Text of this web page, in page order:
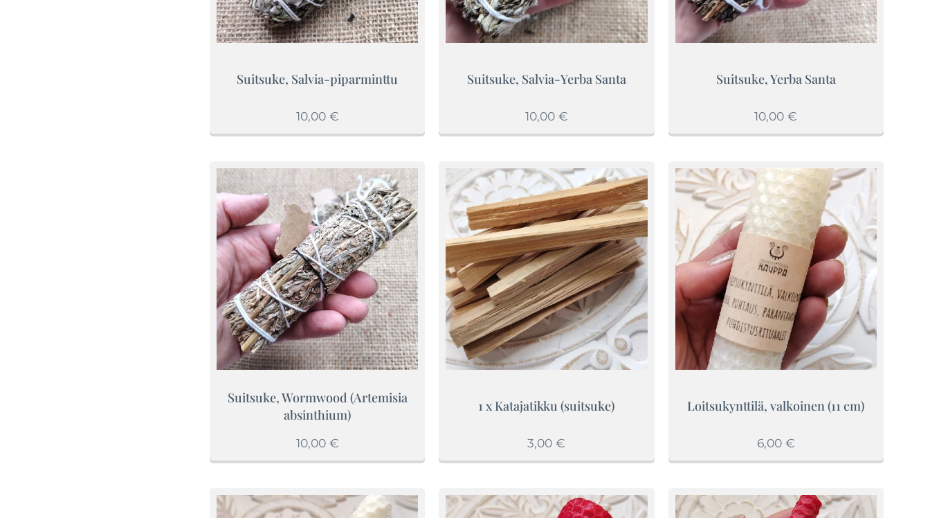
Suitsuke, Salvia-piparminttu
10,00€
Suitsuke, Salvia-Yerba Santa
10,00€
Suitsuke, Yerba Santa
10,00 €
Suitsuke, Wormwood (Artemisia
absinthium)
10,00€
1 x Katajatikku (suitsuke)
3,00 €
Loitsukynttilä, valkoinen (11 cm)
6,00€